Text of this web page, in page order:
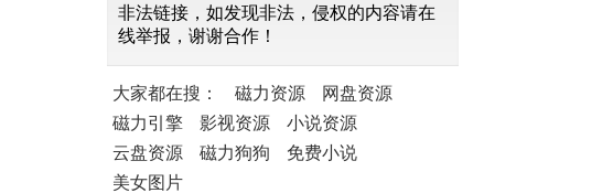
非法链接，如发现非法，侵权的内容请在
线举报，谢谢合作！
大家都在搜： 磁力资源
网盘资源
磁力引擎
影视资源
小说资源
云盘资源
磁力狗狗
免费小说
美女图片